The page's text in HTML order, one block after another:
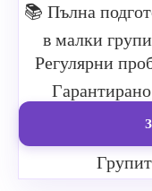
📚 Пълна
в малки
Регулярни